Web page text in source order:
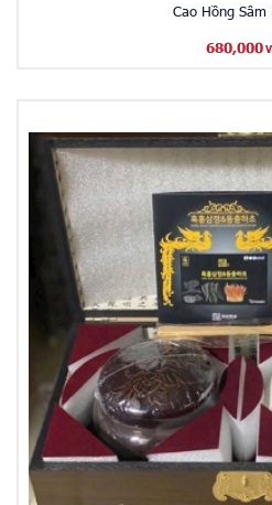
Cao Hồng Sâm
680,000